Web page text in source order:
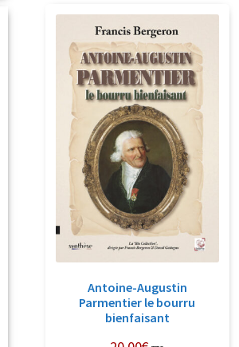
Antoine-Augustin
Parmentier le bourru
bienfaisant